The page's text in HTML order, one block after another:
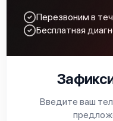
Перезвоним в
Бесплатная
Введите ваш